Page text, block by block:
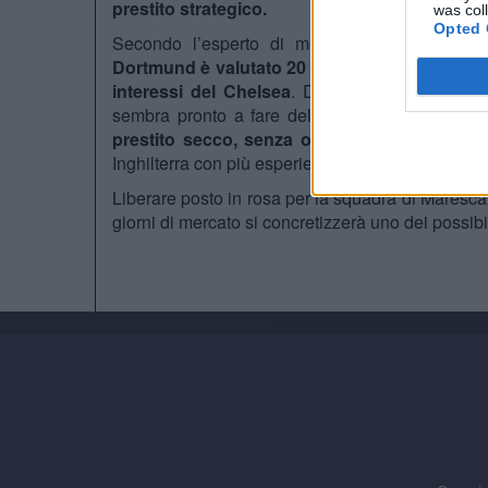
was
Opted
prestito strategico.
Secondo l’esperto di mercato
Fabrizio
Dortmund è valutato 20 milioni di euro, con
interessi del Chelsea. Dopo un prestito
sembra pronto a fare del Signal Iduna Park
prestito secco, senza opzione d’acquisto
:
Inghilterra con più esperienza.
Liberare posto in rosa per la squadra di
giorni di mercato si concretizzerà uno dei